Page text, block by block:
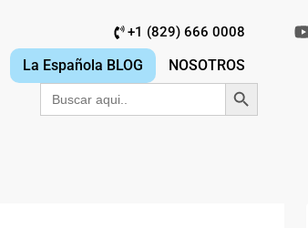
+1 (829) 666 0008
La Española BLOG
NOSOTROS
Buscar:
Botón de búsqueda